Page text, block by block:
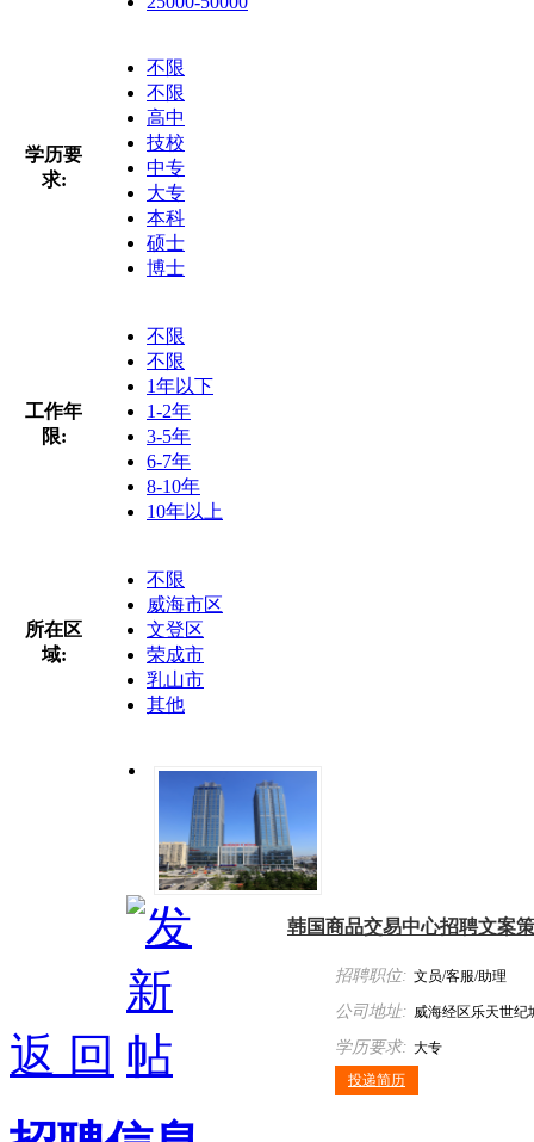
学历要
求:
不限
不限
高中
技校
中专
大专
本科
硕士
博士
工作年
限:
不限
不限
1年以下
1-2年
3-5年
6-7年
8-10年
10年以上
所在区
域:
不限
威海市区
文登区
荣成市
乳山市
其他
韩国商品交易中心招聘文案
招聘职位: 文员/客服/助理
公司地址: 威海经区乐天世纪
学历要求: 大专
投递简历
返 回